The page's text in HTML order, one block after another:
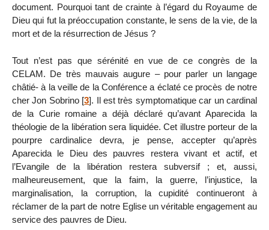
document. Pourquoi tant de crainte à l’égard du Royaume de
Dieu qui fut la préoccupation constante, le sens de la vie, de la
mort et de la résurrection de Jésus ?
Tout n’est pas que sérénité en vue de ce congrès de la
CELAM. De très mauvais augure – pour parler un langage
châtié- à la veille de la Conférence a éclaté ce procès de notre
cher Jon Sobrino[3]. Il est très symptomatique car un cardinal
de la Curie romaine a déjà déclaré qu’avant Aparecida la
théologie de la libération sera liquidée. Cet illustre porteur de la
pourpre cardinalice devra, je pense, accepter qu’après
Aparecida le Dieu des pauvres restera vivant et actif, et
l’Evangile de la libération restera subversif ; et, aussi,
malheureusement, que la faim, la guerre, l’injustice, la
marginalisation, la corruption, la cupidité continueront à
réclamer de la part de notre Eglise un véritable engagement au
service des pauvres de Dieu.